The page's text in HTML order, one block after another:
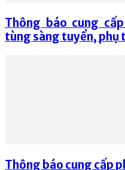
Thông báo cung
tùng sàng tuyển, phụ
Thông báo cung cấp